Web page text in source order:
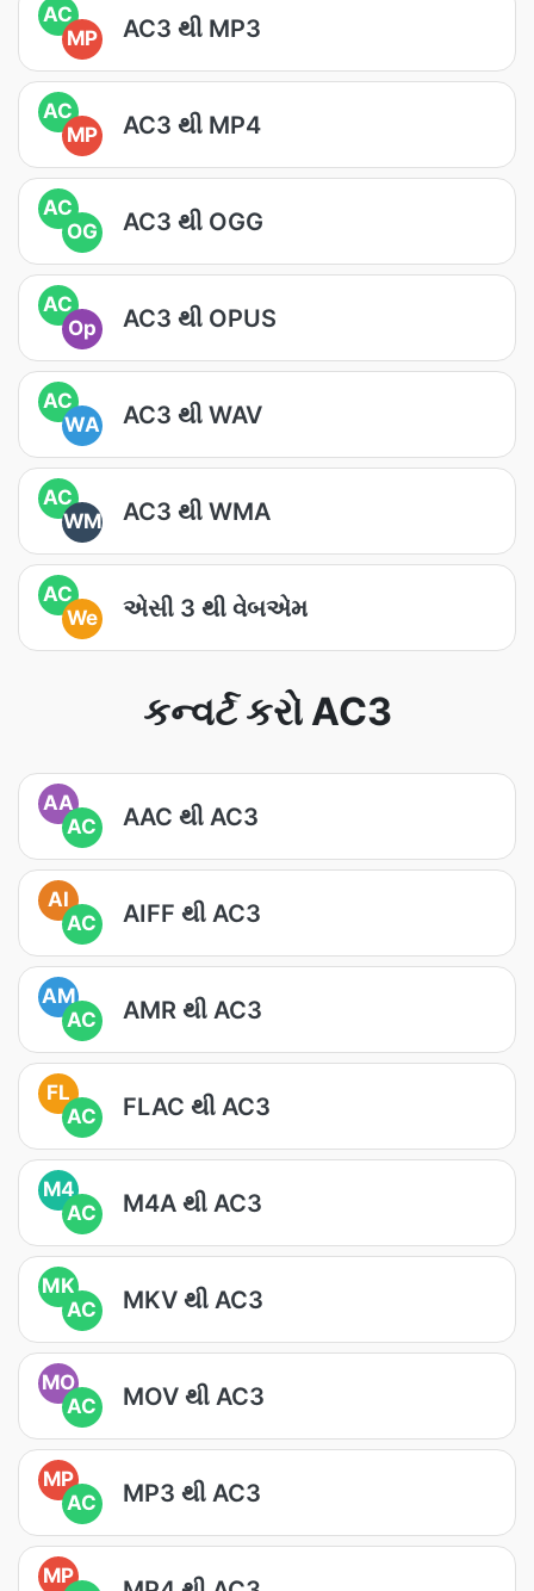
AC
MP
AC3 થી MP3
AC
MP
AC3 થી MP4
AC
OG
AC3 થી OGG
AC
Op
AC3 થી OPUS
AC
WA
AC3 થી WAV
AC
WM
AC3 થી WMA
AC
We
એસી 3 થી વેબએમ
કન્વર્ટ કરો AC3
AA
AC
AAC થી AC3
AI
AC
AIFF થી AC3
AM
AC
AMR થી AC3
FL
AC
FLAC થી AC3
M4
AC
M4A થી AC3
MK
AC
MKV થી AC3
MO
AC
MOV થી AC3
MP
AC
MP3 થી AC3
MP